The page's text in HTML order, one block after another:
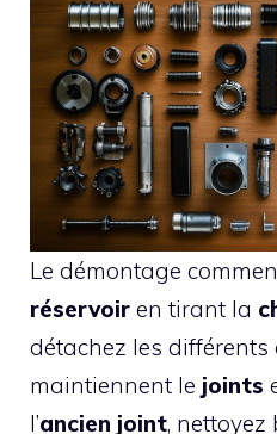
Le démontage
réservoir en tirant la
détachez les
maintiennent le joints
l’ancien joint,